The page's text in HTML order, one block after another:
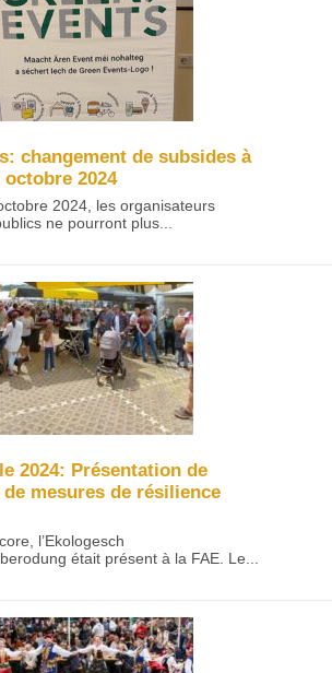
changement de subsides à
2024
2024, les organisateurs
ne pourront plus...
2024: Présentation de
mesures de résilience
l’Ekologesch
était présent à la FAE. Le...